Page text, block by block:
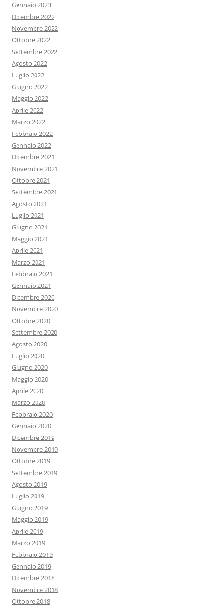
Gennaio 2023
Dicembre 2022
Novembre 2022
Ottobre 2022
Settembre 2022
Agosto 2022
Luglio 2022
Giugno 2022
Maggio 2022
Aprile 2022
Marzo 2022
Febbraio 2022
Gennaio 2022
Dicembre 2021
Novembre 2021
Ottobre 2021
Settembre 2021
Agosto 2021
Luglio 2021
Giugno 2021
Maggio 2021
Aprile 2021
Marzo 2021
Febbraio 2021
Gennaio 2021
Dicembre 2020
Novembre 2020
Ottobre 2020
Settembre 2020
Agosto 2020
Luglio 2020
Giugno 2020
Maggio 2020
Aprile 2020
Marzo 2020
Febbraio 2020
Gennaio 2020
Dicembre 2019
Novembre 2019
Ottobre 2019
Settembre 2019
Agosto 2019
Luglio 2019
Giugno 2019
Maggio 2019
Aprile 2019
Marzo 2019
Febbraio 2019
Gennaio 2019
Dicembre 2018
Novembre 2018
Ottobre 2018